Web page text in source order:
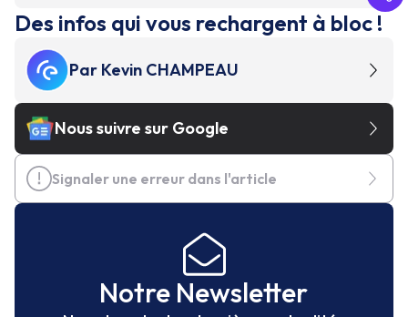
Des infos qui vous rechargent à bloc !
Par Kevin CHAMPEAU
Nous suivre sur Google
Signaler une erreur dans l'article
Notre Newsletter